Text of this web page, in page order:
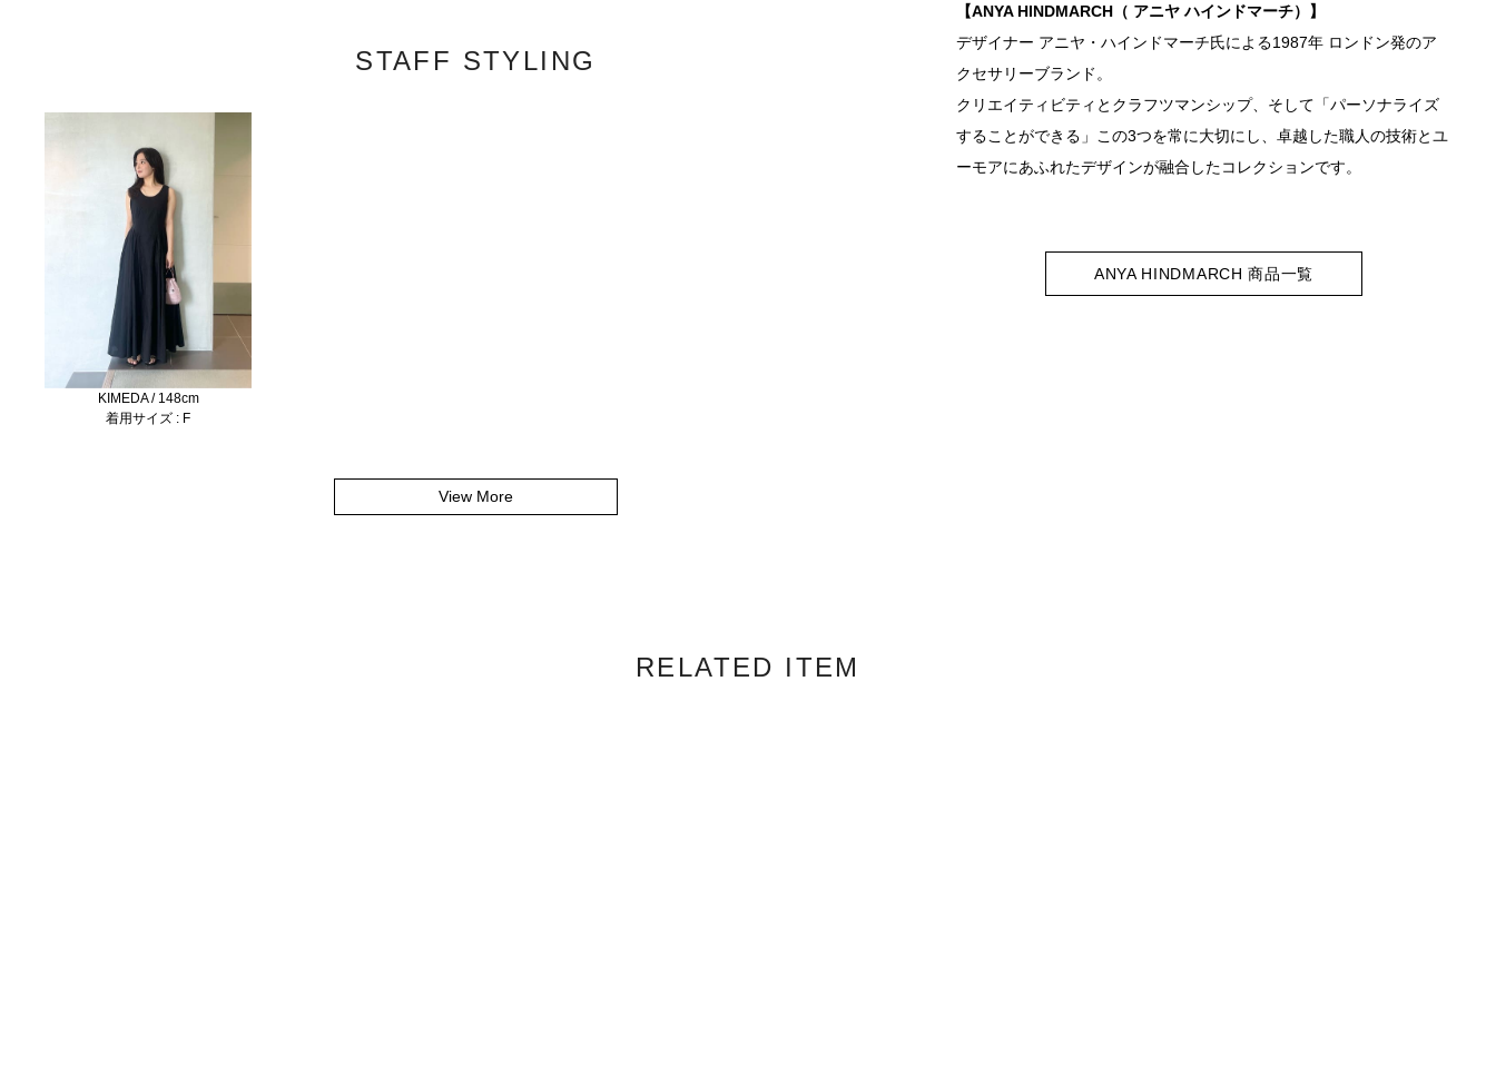
STAFF STYLING
KIMEDA / 148cm
着用サイズ : F
View More
【ANYA HINDMARCH（ アニヤ ハインドマーチ）】
デザイナー アニヤ・ハインドマーチ氏による1987年 ロンドン発のア
クセサリーブランド。
クリエイティビティとクラフツマンシップ、そして「パーソナライズ
することができる」この3つを常に大切にし、卓越した職人の技術とユ
ーモアにあふれたデザインが融合したコレクションです。
ANYA HINDMARCH 商品一覧
RELATED ITEM